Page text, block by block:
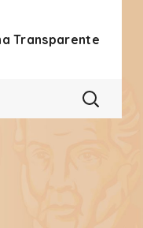
Transparente